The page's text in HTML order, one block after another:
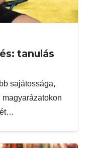
tanulás
sajátossága,